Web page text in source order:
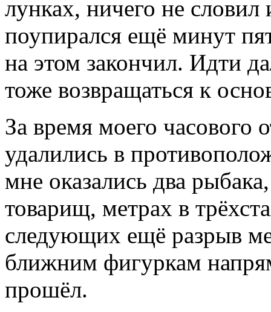
лунках, ничего не
поупирался ещё минут
на этом закончил. Идти
тоже возвращаться к
За время моего часового
удалились в
мне оказались два
товарищ, метрах в
следующих ещё разрыв
ближним фигуркам
прошёл.